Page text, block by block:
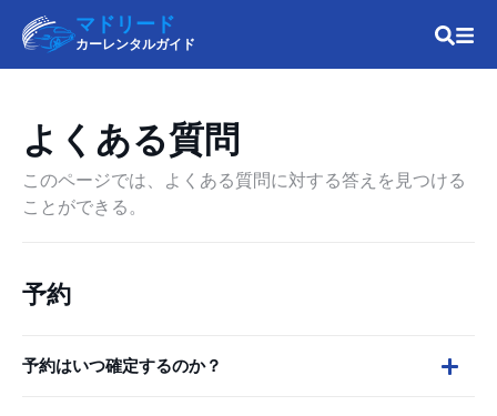
マドリード
カーレンタルガイド
よくある質問
このページでは、よくある質問に対する答えを見つける
ことができる。
予約
予約はいつ確定するのか？